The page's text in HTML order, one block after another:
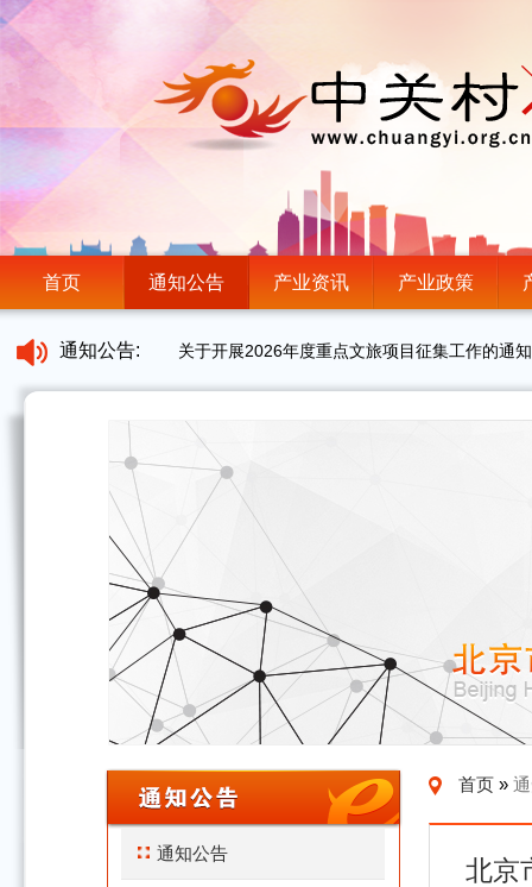
首页 通知公告 产业资讯 产业政策
通知公告:
关于开展2026年度重点文旅项目征集工作的通知
首发月｜寻找最敢创新的AI新物种，解锁年度
“智赢未来——人工智能+企业转型”企业沙龙邀
北京市广电局关于开展2026年“京琅琊”人才专
通知公告
首页 »
北京